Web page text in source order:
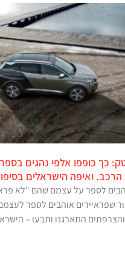
כך כופפו אלפי נהגים
הרכב. ואיפה הישראלים
לספר על עצמם שהם "לא
שפראיירים אוהבים לספר
התארגנו ותבעו –